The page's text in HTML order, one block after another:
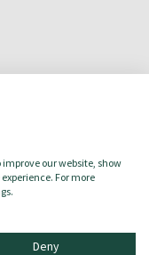
our website, show
For more
Deny